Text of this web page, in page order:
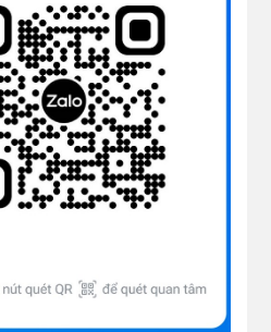
gia góp ý, tuyên truyền dự
Hình sự (sửa đổi) và Luật Tổ
điều tra (sửa đổi)
phạt vi phạm vi định giao
bộ theo Nghị định 168